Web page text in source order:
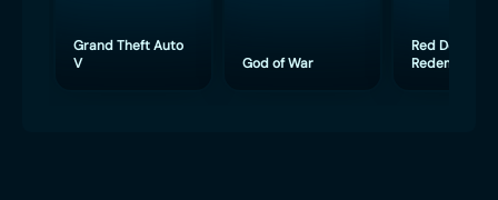
Grand Theft Auto
V
God of War
Red Dead
Redemption